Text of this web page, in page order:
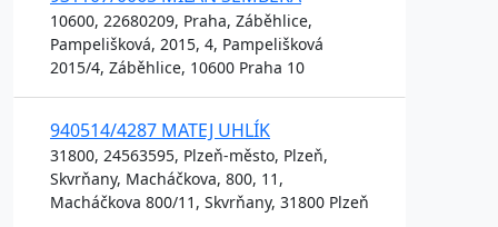
10600, 22680209, Praha, Záběhlice,
Pampelišková, 2015, 4, Pampelišková
2015/4, Záběhlice, 10600 Praha 10
940514/4287 MATEJ UHLÍK
31800, 24563595, Plzeň-město, Plzeň,
Skvrňany, Macháčkova, 800, 11,
Macháčkova 800/11, Skvrňany, 31800 Plzeň